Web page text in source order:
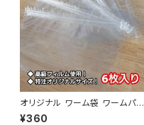
オリジナル ワーム袋 ワームパッ
ク
¥360